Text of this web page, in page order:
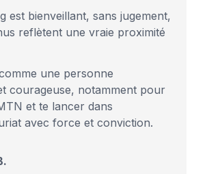
est bienveillant, sans jugement,
reflètent une vraie proximité
une personne
courageuse, notamment pour
et te lancer dans
avec force et conviction.